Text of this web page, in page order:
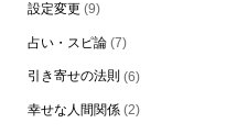
設定変更(9)
占い・スピ論(7)
引き寄せの法則 (6)
幸せな人間関係(2)